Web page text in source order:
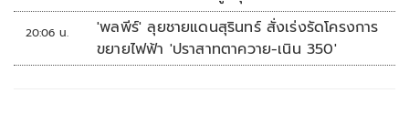
20:06 น.
'พลพีร์' ลุยชายแดนสุรินทร์ สั่งเร่งรัดโครงการ
ขยายไฟฟ้า 'ปราสาทตาควาย-เนิน 350'